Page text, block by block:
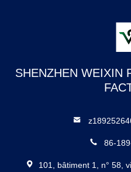
SHENZHEN WEIXIN
86-
101, bâtiment 1, n° 58,